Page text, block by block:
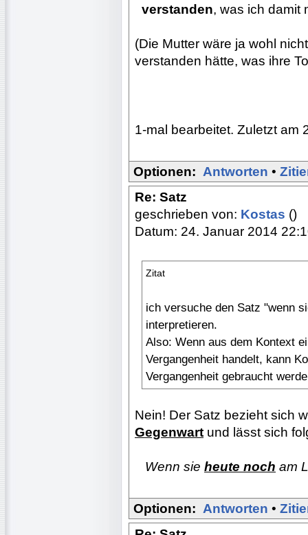
verstanden, was ich damit
(Die Mutter wäre ja wohl
verstanden hätte, was ihre
1-mal bearbeitet. Zuletzt am
Optionen: Antworten •
Re: Satz
geschrieben von: Kostas ()
Datum: 24. Januar 2014
Zitat
ich versuche den Satz "wenn
interpretieren.
Also: Wenn aus dem Kontext
Vergangenheit handelt, kann
Vergangenheit gebraucht
Nein! Der Satz bezieht sich
Gegenwart und lässt sich
Wenn sie heute noch am
Optionen: Antworten •